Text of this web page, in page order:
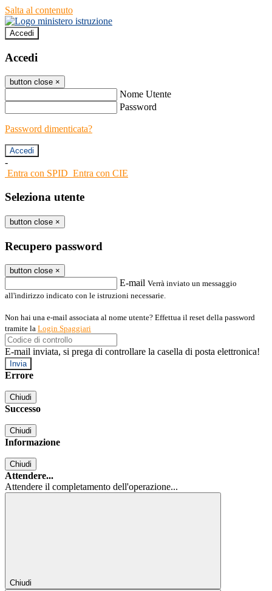
Salta al contenuto
Accedi
Accedi
button close ×
Nome Utente
Password
Password dimenticata?
-
Entra con SPID Entra con CIE
Seleziona utente
button close ×
Recupero password
button close ×
E-mail Verrà inviato un messaggio
all'indirizzo indicato con le istruzioni necessarie.
Non hai una e-mail associata al nome utente? Effettua il reset della password
tramite la Login Spaggiari
E-mail inviata, si prega di controllare la casella di posta elettronica!
Errore
Chiudi
Successo
Chiudi
Informazione
Chiudi
Attendere...
Attendere il completamento dell'operazione...
Chiudi